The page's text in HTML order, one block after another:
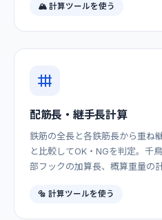
🏔️ 計算ツールを使う
配筋長・継手長計算
鉄筋の全長と各鉄筋長から重ね
と比較してOK・NGを判定。千
部フックの加算長、概算重量の
🔩 計算ツールを使う